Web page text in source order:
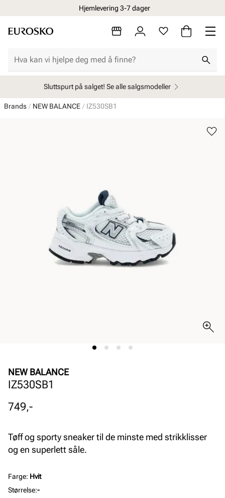
Hjemlevering 3-7 dager
Sluttspurt på salget! Se alle salgsmodeller
Brands NEW BALANCE IZ530SB1
NEW BALANCE
IZ530SB1
Pris
749,-
Tøff og sporty sneaker til de minste med strikklisser
og en superlett såle.
Farge: Hvit
Størrelse:-